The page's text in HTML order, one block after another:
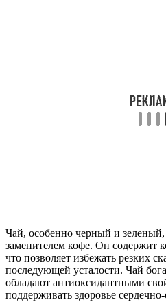
Чай, особенно черный и
заменителем кофе. Он содержит
что позволяет избежать резких
последующей усталости. Чай
обладают антиоксидантными
поддерживать здоровье